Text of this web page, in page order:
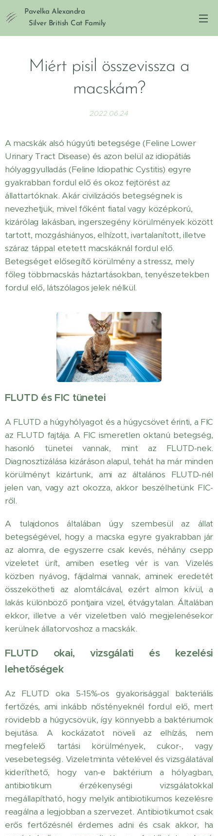
Pavelka Alexandra
Silver British Cat Family
Miért pisil összevissza a
macskám?
2022.06.24
A macskák alsó húgyúti betegsége (Feline Lower
Urinary Tract Disease) és azon belül az idiopátiás
hólyaggyulladás (Feline Idiopathic Cystitis) egyre
gyakrabban fordul elő és okoz fejtörést az
állattartóknak. Akár civilizációs betegségnek is
nevezhetjük, mivel főként fiatal vagy középkorú,
kizárólag lakásban, ingerszegény körülmények között
tartott, mozgáshiányos, elhízott, ivartalanított, illetve
száraz táppal etetett macskáknál fordul elő.
Betegséget elősegítő körülmény a stressz, mely
főleg többmacskás háztartásokban, tenyészetekben
fordul elő, látszólagos jelek nélkül.
FLUTD és FIC tünetei
A FLUTD a húgyhólyagot és a húgycsövet érinti, a FIC
az FLUTD fajtája. A FIC ismeretlen oktanú betegség,
hasonló tünetei vannak, mint az FLUTD-nek.
Diagnosztizálása kizáráson alapul, tehát ha már minden
körülményt kizártunk, ami az általános FLUTD-nél
jelen van, vagy azt okozza, akkor beszélhetünk FIC-
ről.
A tulajdonos általában úgy szembesül az állat
betegségével, hogy a macska egyre gyakrabban jár
az alomra, de egyszerre csak kevés, néhány csepp
vizeletet ürít, amiben esetleg vér is van. Vizelés
közben nyávog, fájdalmai vannak, aminek eredetét
összekötheti az alomtálcával, ezért almon kívül, a
lakás különböző pontjaira vizel, étvágytalan. Általában
ekkor, illetve a vér vizeletben való megjelenésekor
kerülnek állatorvoshoz a macskák.
FLUTD okai, vizsgálati és kezelési
lehetőségek
Az FLUTD oka 5-15%-os gyakorisággal bakteriális
fertőzés, ami inkább nőstényeknél fordul elő, mert
rövidebb a húgycsövük, így könnyebb a baktériumok
bejutása. A kockázatot növeli az elhízás, nem
megfelelő tartási körülmények, cukor-, vagy
vesebetegség. Vizeletminta vételével és vizsgálatával
kideríthető, hogy van-e baktérium a hólyagban,
antibiotikum érzékenységi vizsgálatokkal
megállapítható, hogy melyik antibiotikumos kezelésre
reagálna a legjobban a szervezet. Antibiotikumot csak
erős fertőzésnél érdemes adni és csak akkor, ha